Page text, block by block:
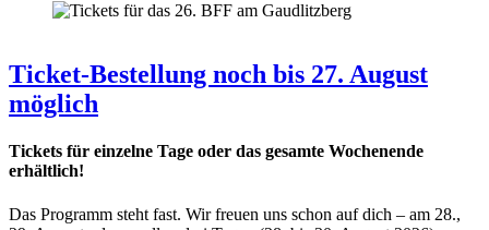
Ticket-Bestellung noch bis 27. August
möglich
Tickets für einzelne Tage oder das gesamte Wochenende
erhältlich!
Das Programm steht fast. Wir freuen uns schon auf dich – am 28.,